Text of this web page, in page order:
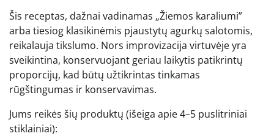
Šis receptas, dažnai vadinamas „Žiemos karaliumi”
arba tiesiog klasikinėmis pjaustytų agurkų salotomis,
reikalauja tikslumo. Nors improvizacija virtuvėje yra
sveikintina, konservuojant geriau laikytis patikrintų
proporcijų, kad būtų užtikrintas tinkamas
rūgštingumas ir konservavimas.
Jums reikės šių produktų (išeiga apie 4–5 puslitriniai
stiklainiai):